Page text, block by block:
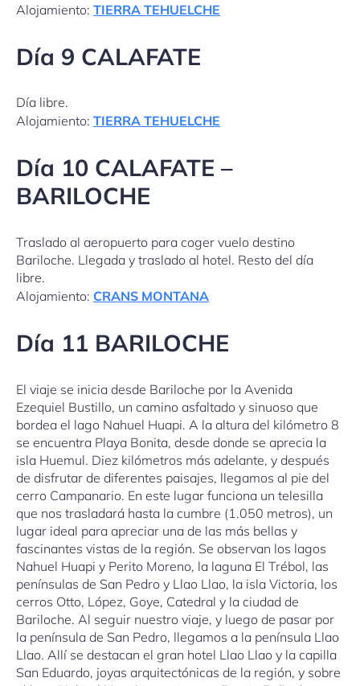
Alojamiento: TIERRA TEHUELCHE
Día 9 CALAFATE
Día libre.
Alojamiento: TIERRA TEHUELCHE
Día 10 CALAFATE –
BARILOCHE
Traslado al aeropuerto para coger vuelo destino
Bariloche. Llegada y traslado al hotel. Resto del día
libre.
Alojamiento: CRANS MONTANA
Día 11 BARILOCHE
El viaje se inicia desde Bariloche por la Avenida
Ezequiel Bustillo, un camino asfaltado y sinuoso que
bordea el lago Nahuel Huapi. A la altura del kilómetro 8
se encuentra Playa Bonita, desde donde se aprecia la
isla Huemul. Diez kilómetros más adelante, y después
de disfrutar de diferentes paisajes, llegamos al pie del
cerro Campanario. En este lugar funciona un telesilla
que nos trasladará hasta la cumbre (1.050 metros), un
lugar ideal para apreciar una de las más bellas y
fascinantes vistas de la región. Se observan los lagos
Nahuel Huapi y Perito Moreno, la laguna El Trébol, las
penínsulas de San Pedro y Llao Llao, la isla Victoria, los
cerros Otto, López, Goye, Catedral y la ciudad de
Bariloche. Al seguir nuestro viaje, y luego de pasar por
la península de San Pedro, llegamos a la península Llao
Llao. Allí se destacan el gran hotel Llao Llao y la capilla
San Eduardo, joyas arquitectónicas de la región, y sobre